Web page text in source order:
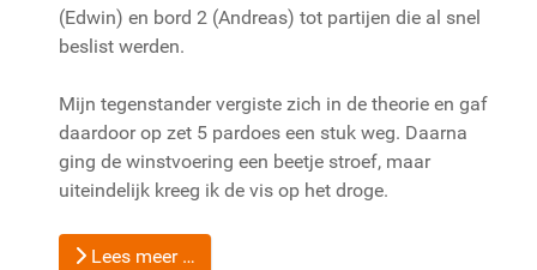
(Edwin) en bord 2 (Andreas) tot partijen die al snel
beslist werden.
Mijn tegenstander vergiste zich in de theorie en gaf
daardoor op zet 5 pardoes een stuk weg. Daarna
ging de winstvoering een beetje stroef, maar
uiteindelijk kreeg ik de vis op het droge.
Lees meer …